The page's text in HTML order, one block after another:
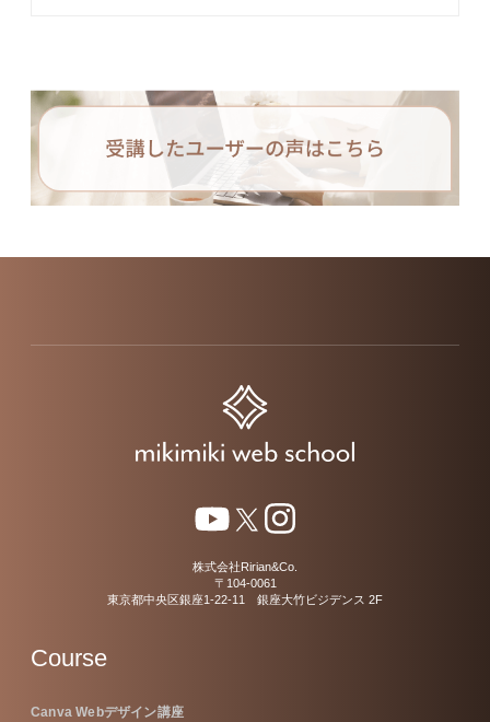
3-6
インサイトの確認
プレゼン資料に変更
株式会社Ririan&Co.
〒104-0061
東京都中央区銀座1-22-11 銀座大竹ビジデンス 2F
Course
Canva Webデザイン講座